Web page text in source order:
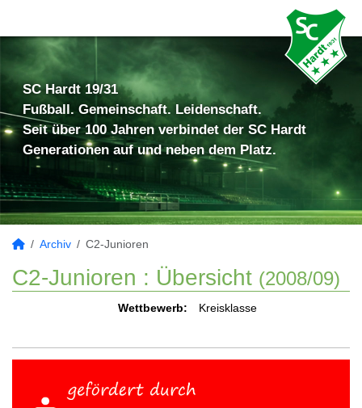
SC Hardt 19/31
Fußball. Gemeinschaft. Leidenschaft.
Seit über 100 Jahren verbindet der SC Hardt
Generationen auf und neben dem Platz.
Archiv C2-Junioren
C2-Junioren : Übersicht (2008/09)
Wettbewerb: Kreisklasse